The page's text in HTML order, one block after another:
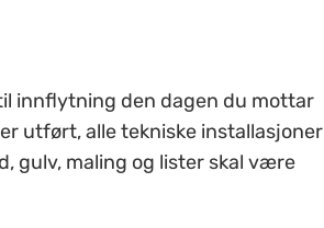
innflytning den dagen du mottar
utført, alle tekniske installasjoner
gulv, maling og lister skal være